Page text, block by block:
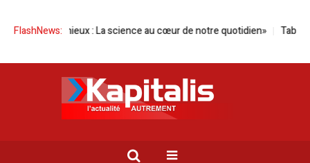
FlashNews:
mieux : La science au cœur de notre quotidien» Tabarka | Le